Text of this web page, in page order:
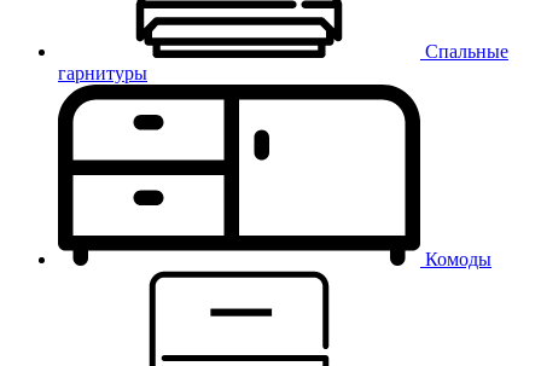
Спальные
гарнитуры
Комоды